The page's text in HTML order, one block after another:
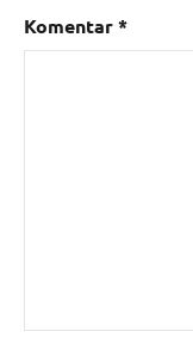
Komentar*